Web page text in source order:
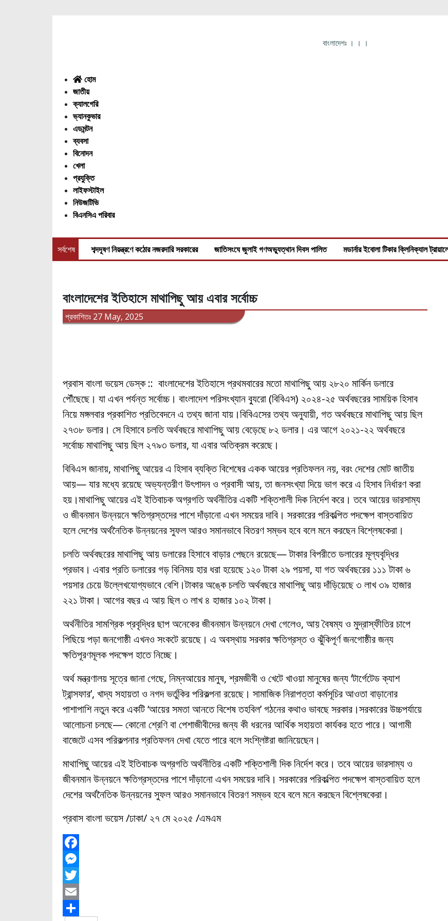
বাংলাদেশঃ । । ।
হোম
জাতীয়
ক্যালগেরি
ভ্যানকুভার
এডমন্টন
ব্যবসা
বিনোদন
খেলা
প্রযুক্তি
লাইফস্টাইল
নিউজটিভি
বিএনসিএ পরিবার
সর্বশেষ শব্দদূষণ নিয়ন্ত্রণে কঠোর নজরদারি সরকারের জাতিসংঘে জুলাই গণঅভ্যুত্থান দিবস পালিত মডার্নার ইবোলা টিকার ক্লিনিক্যাল
বাংলাদেশের ইতিহাসে মাথাপিছু আয় এবার সর্বোচ্চ
প্রকাশিতঃ 27 May, 2025
প্রবাস বাংলা ভয়েস ডেস্ক :: বাংলাদেশের ইতিহাসে প্রথমবারের মতো মাথাপিছু আয় ২৮২০ মার্কিন ডলারে
পৌঁছেছে। যা এখন পর্যন্ত সর্বোচ্চ। বাংলাদেশ পরিসংখ্যান ব্যুরো (বিবিএস) ২০২৪-২৫ অর্থবছরের সাময়িক হিসাব
নিয়ে মঙ্গলবার প্রকাশিত প্রতিবেদনে এ তথ্য জানা যায়।বিবিএসের তথ্য অনুযায়ী, গত অর্থবছরে মাথাপিছু আয় ছিল
২৭৩৮ ডলার। সে হিসাবে চলতি অর্থবছরে মাথাপিছু আয় বেড়েছে ৮২ ডলার। এর আগে ২০২১-২২ অর্থবছরে
সর্বোচ্চ মাথাপিছু আয় ছিল ২৭৯৩ ডলার, যা এবার অতিক্রম করেছে।
বিবিএস জানায়, মাথাপিছু আয়ের এ হিসাব ব্যক্তি বিশেষের একক আয়ের প্রতিফলন নয়, বরং দেশের মোট জাতীয়
আয়— যার মধ্যে রয়েছে অভ্যন্তরীণ উৎপাদন ও প্রবাসী আয়, তা জনসংখ্যা দিয়ে ভাগ করে এ হিসাব নির্ধারণ করা
হয়।মাথাপিছু আয়ের এই ইতিবাচক অগ্রগতি অর্থনীতির একটি শক্তিশালী দিক নির্দেশ করে। তবে আয়ের ভারসাম্য
ও জীবনমান উন্নয়নে ক্ষতিগ্রস্তদের পাশে দাঁড়ানো এখন সময়ের দাবি। সরকারের পরিকল্পিত পদক্ষেপ বাস্তবায়িত
হলে দেশের অর্থনৈতিক উন্নয়নের সুফল আরও সমানভাবে বিতরণ সম্ভব হবে বলে মনে করছেন বিশ্লেষকেরা।
চলতি অর্থবছরের মাথাপিছু আয় ডলারের হিসাবে বাড়ার পেছনে রয়েছে— টাকার বিপরীতে ডলারের মূল্যবৃদ্ধির
প্রভাব। এবার প্রতি ডলারের গড় বিনিময় হার ধরা হয়েছে ১২০ টাকা ২৯ পয়সা, যা গত অর্থবছরের ১১১ টাকা ৬
পয়সার চেয়ে উল্লেখযোগ্যভাবে বেশি।টাকার অঙ্কে চলতি অর্থবছরে মাথাপিছু আয় দাঁড়িয়েছে ৩ লাখ ৩৯ হাজার
২২১ টাকা। আগের বছর এ আয় ছিল ৩ লাখ ৪ হাজার ১০২ টাকা।
অর্থনীতির সামগ্রিক প্রবৃদ্ধির ছাপ অনেকের জীবনমান উন্নয়নে দেখা গেলেও, আয় বৈষম্য ও মুদ্রাস্ফীতির চাপে
পিছিয়ে পড়া জনগোষ্ঠী এখনও সংকটে রয়েছে। এ অবস্থায় সরকার ক্ষতিগ্রস্ত ও ঝুঁকিপূর্ণ জনগোষ্ঠীর জন্য
ক্ষতিপূরণমূলক পদক্ষেপ হাতে নিচ্ছে।
অর্থ মন্ত্রণালয় সূত্রে জানা গেছে, নিম্নআয়ের মানুষ, শ্রমজীবী ও খেটে খাওয়া মানুষের জন্য ‘টার্গেটেড ক্যাশ
ট্রান্সফার’, খাদ্য সহায়তা ও নগদ ভর্তুকির পরিকল্পনা রয়েছে। সামাজিক নিরাপত্তা কর্মসূচির আওতা বাড়ানোর
পাশাপাশি নতুন করে একটি ‘আয়ের সমতা আনতে বিশেষ তহবিল’ গঠনের কথাও ভাবছে সরকার।সরকারের উচ্চপর্যায়ে
আলোচনা চলছে— কোনো শ্রেণি বা পেশাজীবীদের জন্য কী ধরনের আর্থিক সহায়তা কার্যকর হতে পারে। আগামী
বাজেটে এসব পরিকল্পনার প্রতিফলন দেখা যেতে পারে বলে সংশ্লিষ্টরা জানিয়েছেন।
মাথাপিছু আয়ের এই ইতিবাচক অগ্রগতি অর্থনীতির একটি শক্তিশালী দিক নির্দেশ করে। তবে আয়ের ভারসাম্য ও
জীবনমান উন্নয়নে ক্ষতিগ্রস্তদের পাশে দাঁড়ানো এখন সময়ের দাবি। সরকারের পরিকল্পিত পদক্ষেপ বাস্তবায়িত হলে
দেশের অর্থনৈতিক উন্নয়নের সুফল আরও সমানভাবে বিতরণ সম্ভব হবে বলে মনে করছেন বিশ্লেষকেরা।
প্রবাস বাংলা ভয়েস /ঢাকা/ ২৭ মে ২০২৫ /এমএম
F
a
c
e
M
e
s
T
w
E